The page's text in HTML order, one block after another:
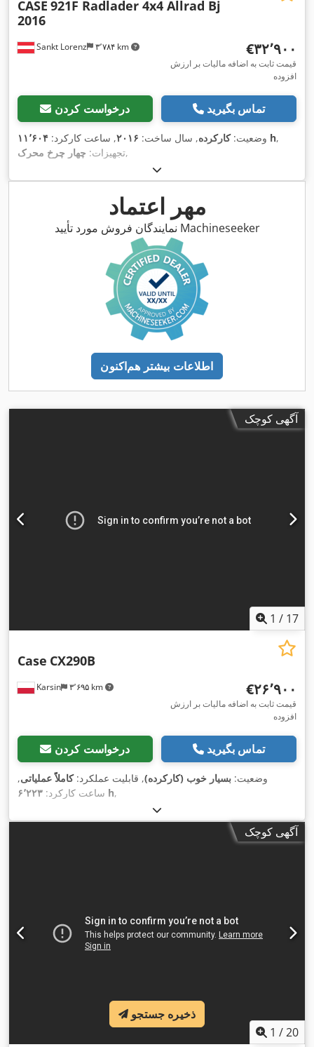
Sankt Lorenz ۳٬۷۸۴ km
CASE 921F Radlader 4x4 Allrad Bj
2016
‎€۳۲٬۹۰۰
قیمت ثابت به اضافه مالیات بر ارزش
افزوده
درخواست کردن تماس بگیرید
وضعیت:کارکرده, سال ساخت: ۲۰۱۶, ساعت کارکرد: ۱۱٬۶۰۴ h,
تجهیزات: چهار چرخ محرک ,
مهر اعتماد
نمایندگان فروش مورد تأیید Machineseeker
اطلاعات بیشتر هم‌اکنون
آگهی کوچک
1 / 17
Karsin ۳٬۶۹۵ km
Case CX290B
‎€۲۶٬۹۰۰
قیمت ثابت به اضافه مالیات بر ارزش
افزوده
درخواست کردن تماس بگیرید
وضعیت: بسیار خوب (کارکرده), قابلیت عملکرد:کاملاً عملیاتی,
ساعت کارکرد: ۶٬۲۲۳ h,
آگهی کوچک
1 /20
ذخیره جستجو